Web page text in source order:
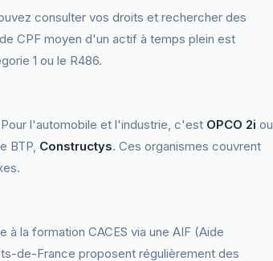
consulter vos droits et rechercher des
CPF moyen d'un actif à temps plein est
1 ou le R486.
l'automobile et l'industrie, c'est OPCO 2i ou
BTP, Constructys. Ces organismes couvrent
la formation CACES via une AIF (Aide
de-France proposent régulièrement des